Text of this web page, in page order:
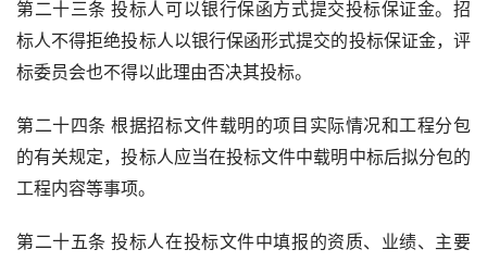
第二十三条 投标人可以银行保函方式提交投标保证金。招
标人不得拒绝投标人以银行保函形式提交的投标保证金，评
标委员会也不得以此理由否决其投标。
第二十四条 根据招标文件载明的项目实际情况和工程分包
的有关规定，投标人应当在投标文件中载明中标后拟分包的
工程内容等事项。
第二十五条 投标人在投标文件中填报的资质、业绩、主要